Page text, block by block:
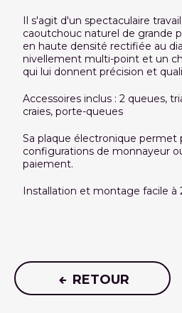
Il s'agit d'un spectaculaire
caoutchouc naturel de grande
en haute densité rectifiée au
nivellement multi-point et un
qui lui donnent précision et
Accessoires inclus : 2 queues,
craies, porte-queues
Sa plaque électronique permet
configurations de monnayeur
paiement.
Installation et montage facile à
RETOUR